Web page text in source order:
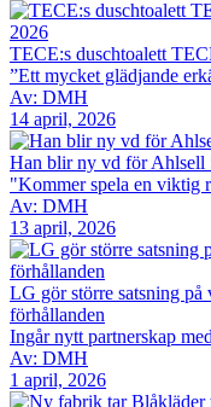
TECE:s duschtoalett
”Ett mycket glädjande
Av: DMH
14 april, 2026
Han blir ny vd för Ahlsell
"Kommer spela en viktig
Av: DMH
13 april, 2026
LG gör större satsning på
förhållanden
Ingår nytt partnerskap
Av: DMH
1 april, 2026